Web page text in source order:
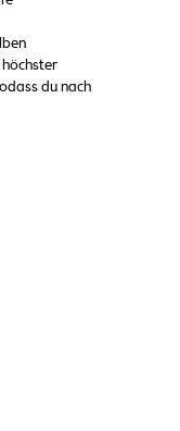
du nach